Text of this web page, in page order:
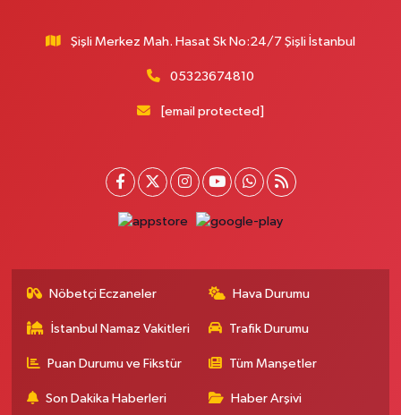
Şişli Merkez Mah. Hasat Sk No:24/7 Şişli İstanbul
05323674810
[email protected]
Nöbetçi Eczaneler Hava Durumu
İstanbul Namaz Vakitleri Trafik Durumu
Puan Durumu ve Fikstür Tüm Manşetler
Son Dakika Haberleri Haber Arşivi